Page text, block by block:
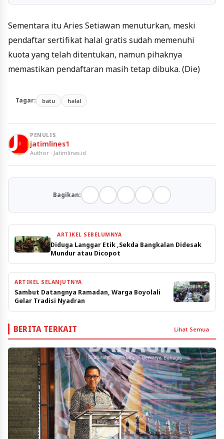
Sementara itu Aries Setiawan menuturkan, meski
pendaftar sertifikat halal gratis sudah memenuhi
kuota yang telah ditentukan, namun pihaknya
memastikan pendaftaran masih tetap dibuka. (Die)
Tagar: batu halal
PENULIS
jatimlines1
Author · Jatimlines.id
Bagikan:
ARTIKEL SEBELUMNYA
Diduga Langgar Etik ,Sekda Bangkalan Didesak
Mundur atau Dicopot
ARTIKEL SELANJUTNYA
Sambut Datangnya Ramadan, Warga Boyolali
Gelar Tradisi Nyadran
BERITA TERKAIT Lihat Semua